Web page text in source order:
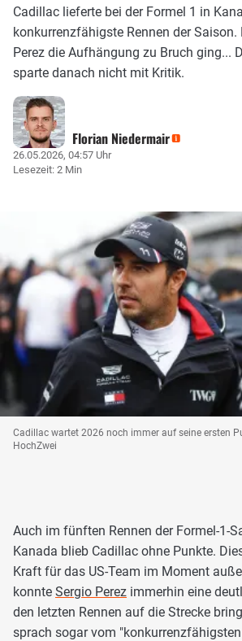
Cadillac lieferte bei der Formel 1 in
konkurrenzfähigste Rennen der Saison.
Perez die Aufhängung zu Bruch ging...
sparte danach nicht mit Kritik.
Florian Niedermair
26.05.2026, 04:57 Uhr
Lesezeit: 2 Min
Cadillac wartet 2026 noch immer auf seine ersten
HochZwei
Auch im fünften Rennen der Formel-1-
Kanada blieb Cadillac ohne Punkte.
Kraft für das US-Team im Moment
konnte Sergio Perez immerhin eine
den letzten Rennen auf die Strecke
sprach sogar vom